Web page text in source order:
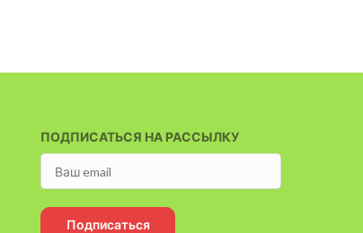
ПОДПИСАТЬСЯ НА РАССЫЛКУ
Подписаться